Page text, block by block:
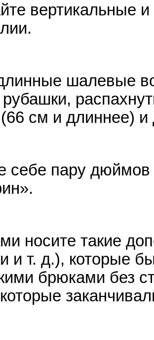
вертикальные
шалевые
(66 см и длиннее)
себе пару
носите такие
и т. д.), которые
брюками без